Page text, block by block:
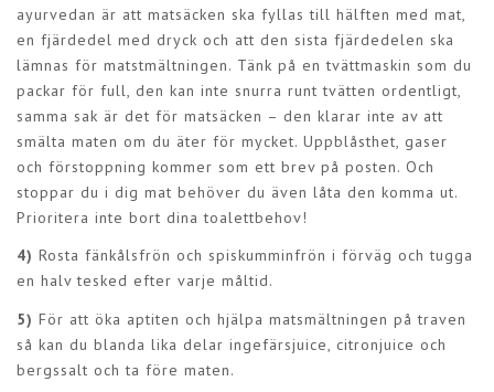
ayurvedan är att matsäcken ska fyllas till hälften med mat,
en fjärdedel med dryck och att den sista fjärdedelen ska
lämnas för matstmältningen. Tänk på en tvättmaskin som du
packar för full, den kan inte snurra runt tvätten ordentligt,
samma sak är det för matsäcken – den klarar inte av att
smälta maten om du äter för mycket. Uppblåsthet, gaser
och förstoppning kommer som ett brev på posten. Och
stoppar du i dig mat behöver du även låta den komma ut.
Prioritera inte bort dina toalettbehov!
4) Rosta fänkålsfrön och spiskumminfrön i förväg och tugga
en halv tesked efter varje måltid.
5) För att öka aptiten och hjälpa matsmältningen på traven
så kan du blanda lika delar ingefärsjuice, citronjuice och
bergssalt och ta före maten.